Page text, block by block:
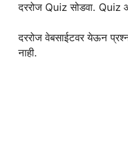
दररोज Quiz सोडवा. Quiz
दररोज वेबसाईटवर येऊन
नाही.